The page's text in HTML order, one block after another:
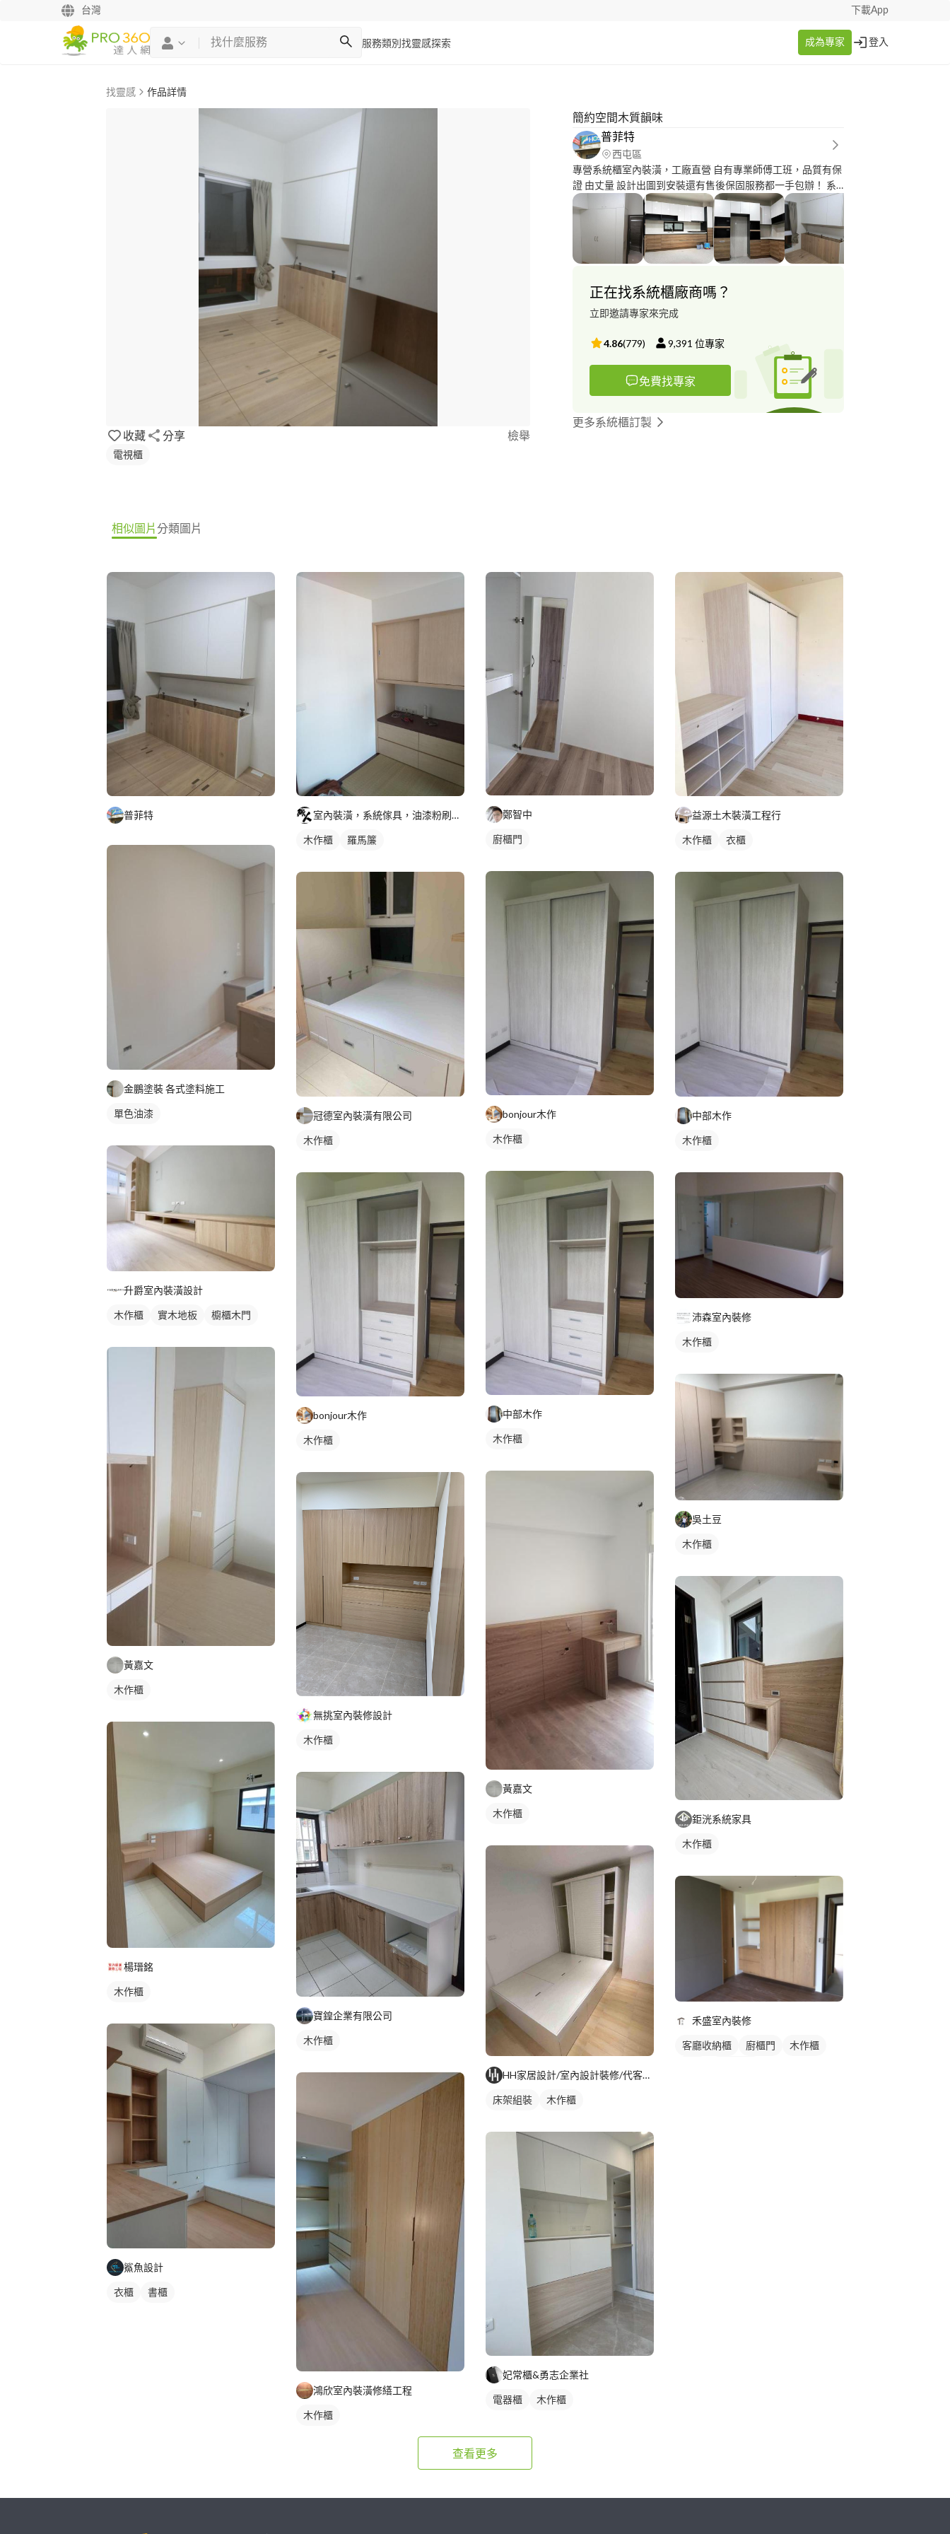
台灣 下載App
服務類別 找靈感探索 成為專家 登入
找靈感 作品詳情
收藏 分享 檢舉
電視櫃
簡約空間木質韻味
普菲特
西屯區
專營系統櫃室內裝潢，工廠直營 自有專業師傅工班，品質有保
證 由丈量 設計出圖到安裝還有售後保固服務都一手包辦！ 系
統櫃及廚具設計與訂製（自有工廠） 目前亦有搭配鐵件及鋁件
（自有工廠) 本公司重視的是施工品質與售後服務。 如果有相
關知識不懂也歡迎詢問，只要看到訊息一定都會回覆各位。
正在找系統櫃廠商嗎？
立即邀請專家來完成
4.86(779) 9,391 位專家
免費找專家
更多系統櫃訂製
相似圖片分類圖片
普菲特
金鵬塗裝 各式塗料施工
單色油漆
升爵室內裝潢設計
木作櫃 實木地板 櫥櫃木門
黃嘉文
木作櫃
楊瑨銘
木作櫃
鯊魚設計
衣櫃 書櫃
室內裝潢，系統傢具，油漆粉刷，舊屋翻新
木作櫃 羅馬簾
冠德室內裝潢有限公司
木作櫃
bonjour木作
木作櫃
無挑室內裝修設計
木作櫃
寶鍠企業有限公司
木作櫃
鴻欣室內裝潢修繕工程
木作櫃
鄭智中
廚櫃門
bonjour木作
木作櫃
中部木作
木作櫃
黃嘉文
木作櫃
HH家居設計/室內設計裝修/代客組裝
床架組裝 木作櫃
妃常櫃&勇志企業社
電器櫃 木作櫃
益源土木裝潢工程行
木作櫃 衣櫃
中部木作
木作櫃
沛森室內裝修
木作櫃
吳土豆
木作櫃
鉅洸系統家具
木作櫃
禾盛室內裝修
客廳收納櫃 廚櫃門
木作櫃
查看更多